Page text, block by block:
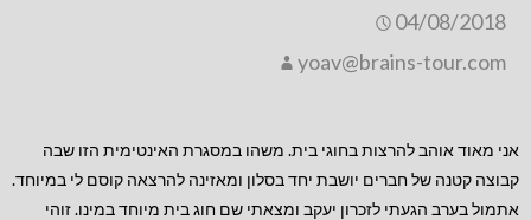
04/08/2018
yoav@brains-tour.com
אני מאוד אוהב להרצות בחוגי בית. משהו במסגרת האינטימית הזו שבה
קבוצה קטנה של חברים יושבת יחד בסלון ומאזינה להרצאה קוסם לי במיוחד.
אתמול בערב הגעתי לזכרון יעקב ומצאתי שם חוג בית מיוחד במינו. זוהי